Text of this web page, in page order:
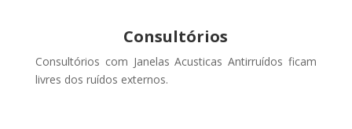
Consultórios
Consultórios com Janelas Acusticas Antirruídos ficam
livres dos ruídos externos.